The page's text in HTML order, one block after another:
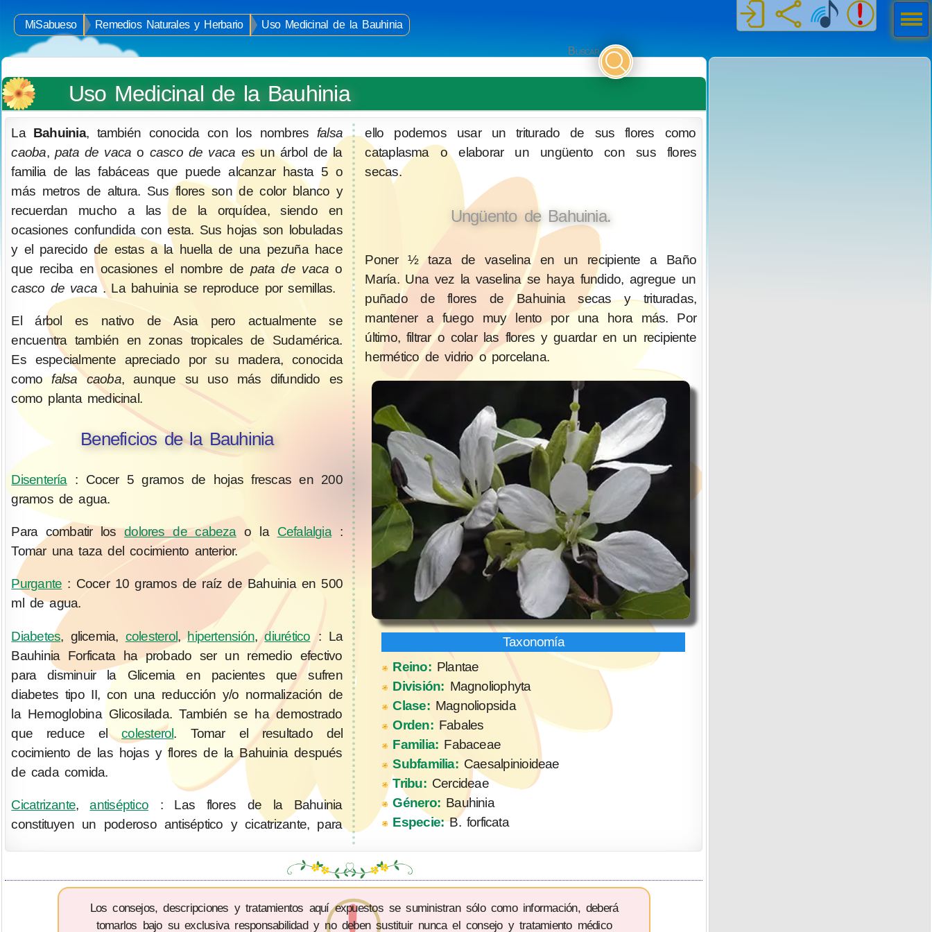
MiSabueso Remedios Naturales y Herbario Uso Medicinal de la Bauhinia
Uso Medicinal de la Bauhinia
Buscar
La Bahuinia, también conocida con los nombres falsa
caoba, pata de vaca o casco de vaca es un árbol de la
familia de las fabáceas que puede alcanzar hasta 5 o
más metros de altura. Sus flores son de color blanco y
recuerdan mucho a las de la orquídea, siendo en
ocasiones confundida con esta. Sus hojas son lobuladas
y el parecido de estas a la huella de una pezuña hace
que reciba en ocasiones el nombre de pata de vaca o
casco de vaca . La bahuinia se reproduce por semillas.
El árbol es nativo de Asia pero actualmente se
encuentra también en zonas tropicales de Sudamérica.
Es especialmente apreciado por su madera, conocida
comofalsa caoba, aunque su uso más difundido es
como planta medicinal.
Beneficios de la Bauhinia
Disentería
: Cocer 5 gramos de hojas frescas en 200
gramos de agua.
Para combatir losdolores de cabeza o la Cefalalgia
:
Tomar una taza del cocimiento anterior.
Purgante : Cocer 10 gramos de raíz de Bahuinia en 500
ml de agua.
Diabetes, glicemia, colesterol,hipertensión,diurético : La
Bauhinia Forficata ha probado ser un remedio efectivo
para disminuir la Glicemia en pacientes que sufren
diabetes tipo II, con una reducción y/o normalización de
la Hemoglobina Glicosilada. También se ha demostrado
que reduce elcolesterol. Tomar el resultado del
cocimiento de las hojas y flores de la Bahuinia después
de cada comida.
Cicatrizante,antiséptico
: Las flores de la Bahuinia
constituyen un poderoso antiséptico y cicatrizante, para
ello podemos usar un triturado de sus flores como
cataplasma o elaborar un ungüento con sus flores
secas.
Ungüento de Bahuinia.
Poner ½ taza de vaselina en un recipiente a Baño
María. Una vez la vaselina se haya fundido, agregue un
puñado de flores de Bahuinia secas y trituradas,
mantener a fuego muy lento por una hora más. Por
último, filtrar o colar las flores y guardar en un recipiente
hermético de vidrio o porcelana.
Reino: Plantae
División: Magnoliophyta
Clase: Magnoliopsida
Orden: Fabales
Familia: Fabaceae
Subfamilia: Caesalpinioideae
Tribu: Cercideae
Género: Bauhinia
Especie:B. forficata
Los consejos, descripciones y tratamientos aquí expuestos se suministran sólo como información, deberá
tomarlos bajo su exclusiva responsabilidad y no deben sustituir nunca el consejo y tratamiento médico
Men
ú